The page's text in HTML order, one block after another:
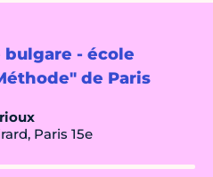
- école
de Paris
Paris 15e